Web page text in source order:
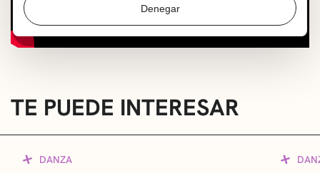
Denegar
TE PUEDE INTERESAR
DANZA